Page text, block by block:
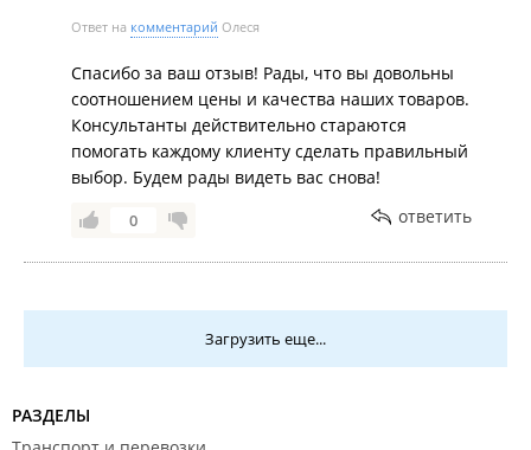
Ответ на комментарий Олеся
Спасибо за ваш отзыв! Рады, что вы довольны
соотношением цены и качества наших товаров.
Консультанты действительно стараются
помогать каждому клиенту сделать правильный
выбор. Будем рады видеть вас снова!
0 ответить
Загрузить еще...
РАЗДЕЛЫ